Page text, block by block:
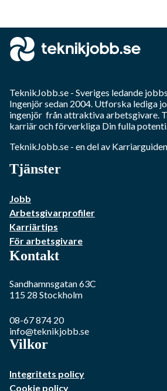
TeknikJobb.se - Sveriges ledande
Ingenjörsedan 2004. Utforska lediga
ingenjör från attraktiva arbetsgivare.
karriär och förverkliga Din fulla
TeknikJobb.se - en del av
Tjänster
Jobb
Arbetsgivarprofiler
Karriärtips
För arbetsgivare
Kontakt
Sandhamnsgatan 63C
115 28 Stockholm
08-67 874 20
info@teknikjobb.se
Vilkor
Integritets policy
Cookie policy